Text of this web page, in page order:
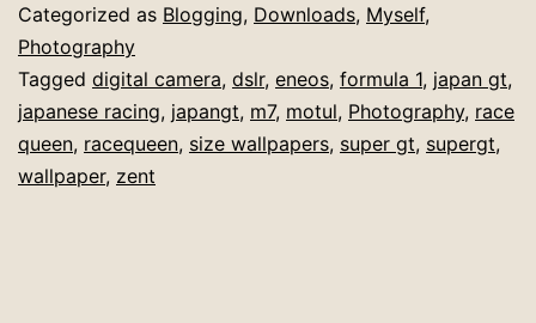
Categorized as Blogging, Downloads, Myself,
Photography
Tagged digital camera, dslr, eneos, formula 1, japan gt,
japanese racing, japangt, m7, motul, Photography, race
queen, racequeen, size wallpapers, super gt, supergt,
wallpaper, zent